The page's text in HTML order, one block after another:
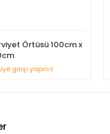
Örtüsü 100cm x
girişi yapınız